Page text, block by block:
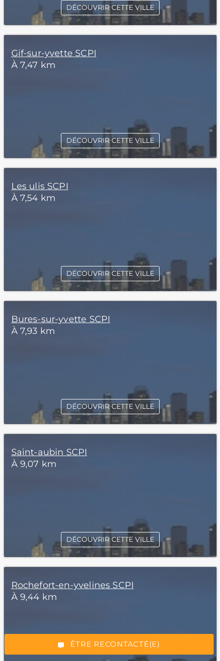
“Excellent”, 165 avis
ÊTRE RECONTACTÉ(E)
DÉCOUVRIR CETTE VILLE
Gif-sur-yvette SCPI
À 7,47 km
DÉCOUVRIR CETTE VILLE
Les ulis SCPI
À 7,54 km
DÉCOUVRIR CETTE VILLE
Bures-sur-yvette SCPI
À 7,93 km
DÉCOUVRIR CETTE VILLE
Saint-aubin SCPI
À 9,07 km
DÉCOUVRIR CETTE VILLE
Rochefort-en-yvelines SCPI
À 9,44 km